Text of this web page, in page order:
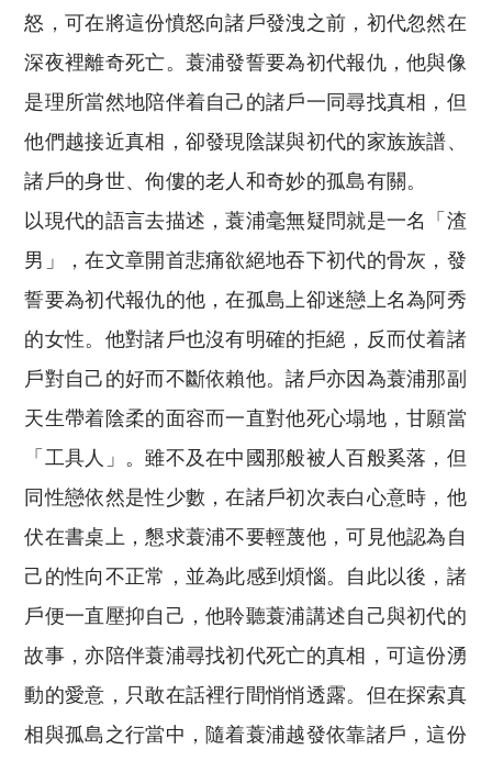
怒，可在將這份憤怒向諸戶發洩之前，初代忽然在
深夜裡離奇死亡。蓑浦發誓要為初代報仇，他與像
是理所當然地陪伴着自己的諸戶一同尋找真相，但
他們越接近真相，卻發現陰謀與初代的家族族譜、
諸戶的身世、佝僂的老人和奇妙的孤島有關。
以現代的語言去描述，蓑浦毫無疑問就是一名「渣
男」，在文章開首悲痛欲絕地吞下初代的骨灰，發
誓要為初代報仇的他，在孤島上卻迷戀上名為阿秀
的女性。他對諸戶也沒有明確的拒絕，反而仗着諸
戶對自己的好而不斷依賴他。諸戶亦因為蓑浦那副
天生帶着陰柔的面容而一直對他死心塌地，甘願當
「工具人」。雖不及在中國那般被人百般奚落，但
同性戀依然是性少數，在諸戶初次表白心意時，他
伏在書桌上，懇求蓑浦不要輕蔑他，可見他認為自
己的性向不正常，並為此感到煩惱。自此以後，諸
戶便一直壓抑自己，他聆聽蓑浦講述自己與初代的
故事，亦陪伴蓑浦尋找初代死亡的真相，可這份湧
動的愛意，只敢在話裡行間悄悄透露。但在探索真
相與孤島之行當中，隨着蓑浦越發依靠諸戶，這份